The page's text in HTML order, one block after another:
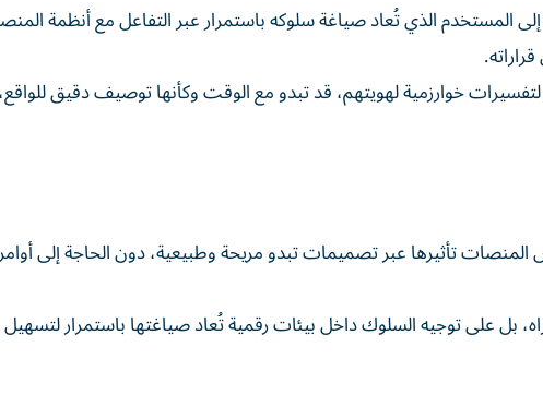
المستخدم الذي تُعاد صياغة سلوكه باستمرار عبر التفاعل مع أنظمة
خوارزمية لهويتهم، قد تبدو مع الوقت وكأنها توصيف دقيق
تأثيرها عبر تصميمات تبدو مريحة وطبيعية، دون الحاجة إلى
بل على توجيه السلوك داخل بيئات رقمية تُعاد صياغتها باستمرار